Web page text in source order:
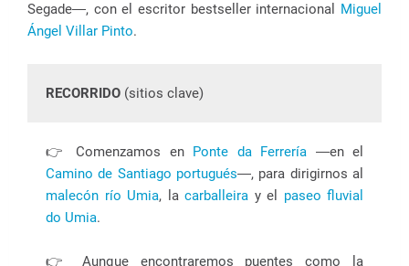
Segade―, con el escritor bestseller internacional Miguel
Ángel Villar Pinto.
RECORRIDO (sitios clave)
👉 Comenzamos en Ponte da Ferrería ―en el
Camino de Santiago portugués―, para dirigirnos al
malecón río Umia, la carballeira y el paseo fluvial
do Umia.
👉 Aunque encontraremos puentes como la